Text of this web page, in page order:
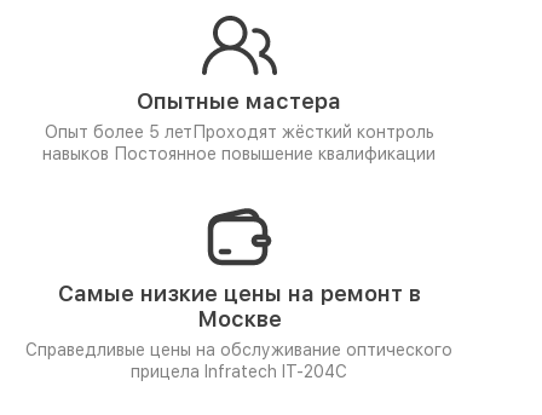
Опытные мастера
Опыт более 5 лет Проходят жёсткий контроль
навыков Постоянное повышение квалификации
Самые низкие цены на ремонт в
Москве
Справедливые цены на обслуживание оптического
прицела Infratech IT-204C